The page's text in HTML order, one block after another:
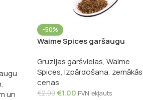
,
un
-50%
Waime Spices garšaugu
Gruzijas garšvielas, Waime
Spices, Izpārdošana, zemākās
cenas
€2.00€1.00 PVN iekļauts